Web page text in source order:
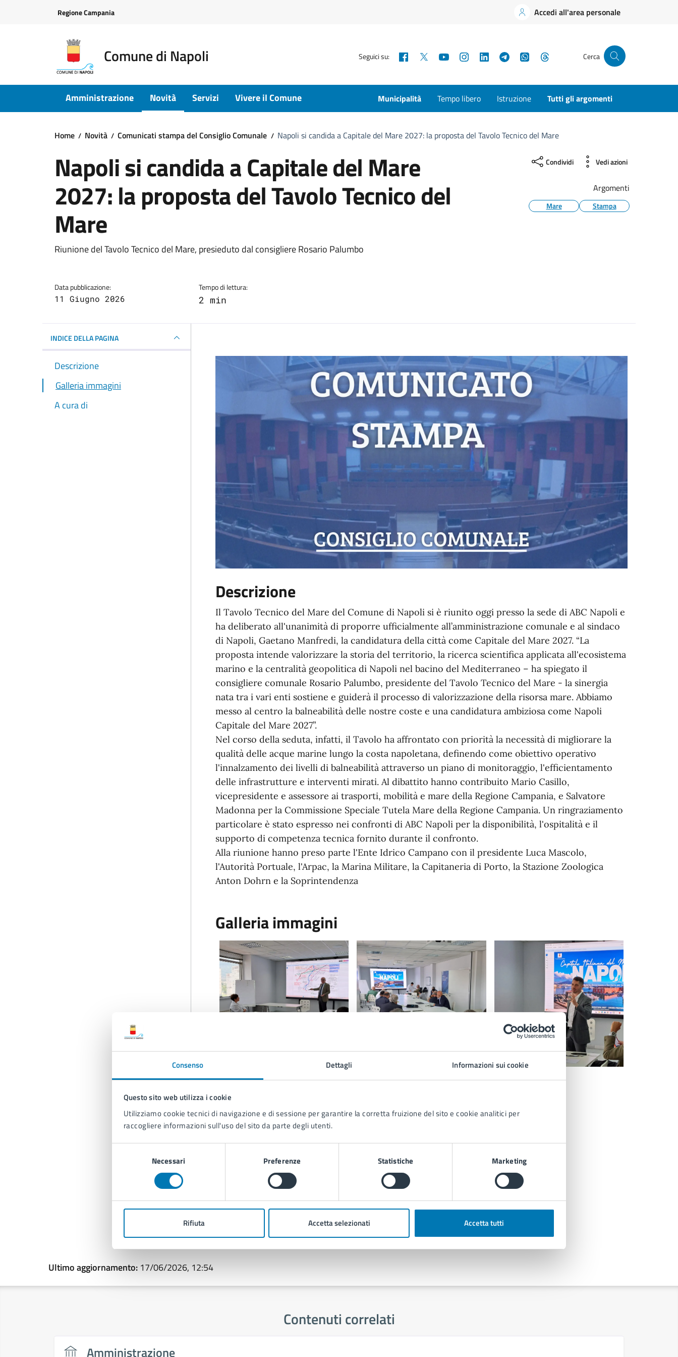
Consenso Dettagli Informazioni sui cookie
Questo sito web utilizza i cookie
Utilizziamo cookie tecnici di navigazione e di sessione per garantire la corretta fruizione del sito e cookie analitici per
raccogliere informazioni sull'uso del sito da parte degli utenti.
Necessari Preferenze Statistiche Marketing
Rifiuta Accetta selezionati Accetta tutti
Regione Campania Accedi all'area personale
Comune di Napoli Seguici su: Facebook YouTubeInstagramLinkedInTelegramWhatsApp Cerca
Amministrazione Novità Servizi Vivere il Comune Municipalità Tempo libero Istruzione Tutti gli argomenti
Home Novità Comunicati stampa del Consiglio Comunale Napoli si candida a Capitale del Mare 2027: la proposta del Tavolo Tecnico del Mare
Napoli si candida a Capitale del Mare
2027: la proposta del Tavolo Tecnico del
Mare
Dettagli della notizia
Riunione del Tavolo Tecnico del Mare, presieduto dal consigliere Rosario Palumbo
Data pubblicazione:
11 Giugno 2026
Tempo di lettura:
2 min
Condividi Vedi azioni
Argomenti
Mare Stampa
INDICE DELLA PAGINA
Descrizione
Galleria immagini
A cura di
Descrizione
Il Tavolo Tecnico del Mare del Comune di Napoli si è riunito oggi presso la sede di ABC Napoli e
ha deliberato all'unanimità di proporre ufficialmente all’amministrazione comunale e al sindaco
di Napoli, Gaetano Manfredi, la candidatura della città come Capitale del Mare 2027. “La
proposta intende valorizzare la storia del territorio, la ricerca scientifica applicata all'ecosistema
marino e la centralità geopolitica di Napoli nel bacino del Mediterraneo – ha spiegato il
consigliere comunale Rosario Palumbo, presidente del Tavolo Tecnico del Mare - la sinergia
nata tra i vari enti sostiene e guiderà il processo di valorizzazione della risorsa mare. Abbiamo
messo al centro la balneabilità delle nostre coste e una candidatura ambiziosa come Napoli
Capitale del Mare 2027”.
Nel corso della seduta, infatti, il Tavolo ha affrontato con priorità la necessità di migliorare la
qualità delle acque marine lungo la costa napoletana, definendo come obiettivo operativo
l'innalzamento dei livelli di balneabilità attraverso un piano di monitoraggio, l'efficientamento
delle infrastrutture e interventi mirati. Al dibattito hanno contribuito Mario Casillo,
vicepresidente e assessore ai trasporti, mobilità e mare della Regione Campania, e Salvatore
Madonna per la Commissione Speciale Tutela Mare della Regione Campania. Un ringraziamento
particolare è stato espresso nei confronti di ABC Napoli per la disponibilità, l'ospitalità e il
supporto di competenza tecnica fornito durante il confronto.
Alla riunione hanno preso parte l'Ente Idrico Campano con il presidente Luca Mascolo,
l'Autorità Portuale, l'Arpac, la Marina Militare, la Capitaneria di Porto, la Stazione Zoologica
Anton Dohrn e la Soprintendenza
Galleria immagini
A cura di
Area Consiglio Comunale
Via Giuseppe Verdi 35, 80142
Ultimo aggiornamento: 17/06/2026, 12:54
Contenuti correlati
Amministrazione